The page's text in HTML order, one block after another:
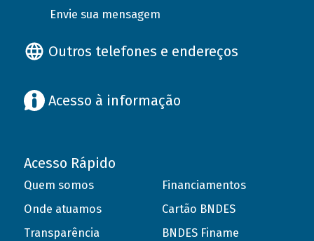
Envie sua mensagem
Outros telefones e endereços
Acesso à informação
Acesso Rápido
Quem somos
Onde atuamos
Transparência
Financiamentos
Cartão BNDES
BNDES Finame